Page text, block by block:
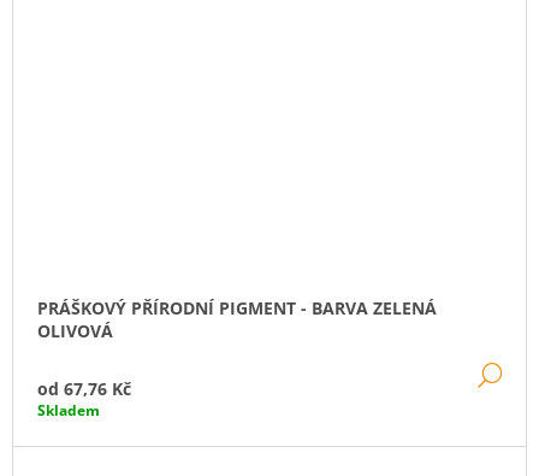
PRÁŠKOVÝ PŘÍRODNÍ PIGMENT - BARVA ZELENÁ
OLIVOVÁ
od 67,76 Kč
Skladem